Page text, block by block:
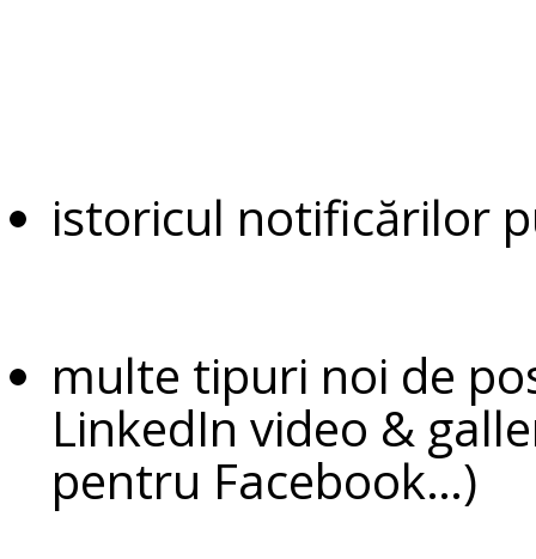
istoricul notificărilor
multe tipuri noi de
LinkedIn video &
pentru Facebook…)